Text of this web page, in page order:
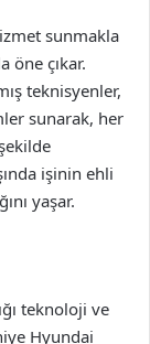
sunmakla
öne çıkar.
teknisyenler,
sunarak, her
işinin ehli
yaşar.
teknoloji ve
Hyundai